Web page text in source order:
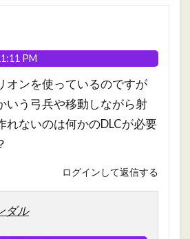
PM
オンを使っているのですが
いう弓兵や移動しながら射
れないのは何かのDLCが必要
ログインして返信する
ダル